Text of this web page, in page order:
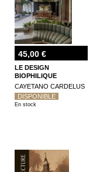
45,00 €
LE DESIGN
BIOPHILIQUE
CAYETANO CARDELUS
DISPONIBLE
En stock